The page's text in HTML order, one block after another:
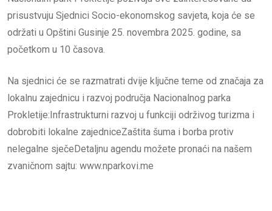
prisustvuju Sjednici Socio-ekonomskog savjeta, koja će se
održati u Opštini Gusinje 25. novembra 2025. godine, sa
početkom u 10 časova.
Na sjednici će se razmatrati dvije ključne teme od značaja za
lokalnu zajednicu i razvoj područja Nacionalnog parka
Prokletije:Infrastrukturni razvoj u funkciji održivog turizma i
dobrobiti lokalne zajedniceZaštita šuma i borba protiv
nelegalne sječeDetaljnu agendu možete pronaći na našem
zvaničnom sajtu: www.nparkovi.me